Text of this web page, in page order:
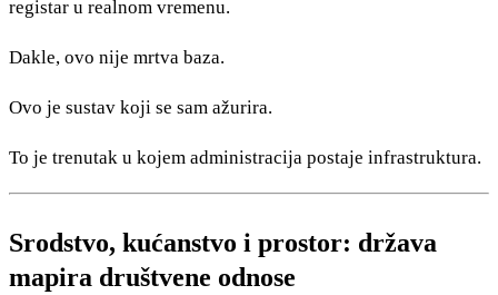
registar u realnom vremenu.
Dakle, ovo nije mrtva baza.
Ovo je sustav koji se sam ažurira.
To je trenutak u kojem administracija postaje infrastruktura.
Srodstvo, kućanstvo i prostor: država
mapira društvene odnose